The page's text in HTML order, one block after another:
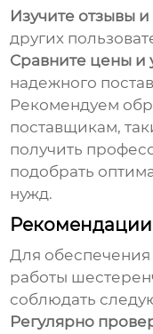
Изучите отзывы
других
Сравните цены и
надежного
Рекомендуем
поставщикам,
получить
подобрать
нужд.
Для
работы
соблюдать
Регулярно